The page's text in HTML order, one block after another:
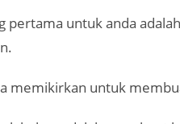
pertama untuk anda
memikirkan untuk